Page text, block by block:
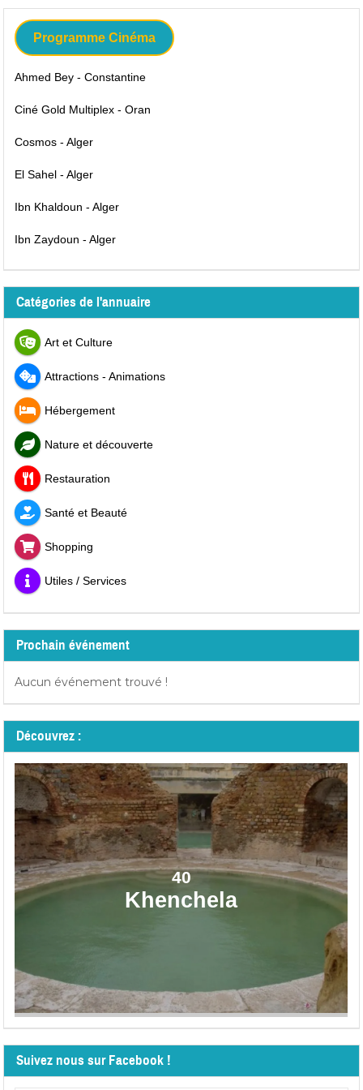
Programme Cinéma
Ahmed Bey - Constantine
Ciné Gold Multiplex - Oran
Cosmos - Alger
El Sahel - Alger
Ibn Khaldoun - Alger
Ibn Zaydoun - Alger
Catégories de l'annuaire
Art et Culture
Attractions - Animations
Hébergement
Nature et découverte
Restauration
Santé et Beauté
Shopping
Utiles / Services
Prochain événement
Aucun événement trouvé !
Découvrez :
40
Khenchela
Suivez nous sur Facebook !